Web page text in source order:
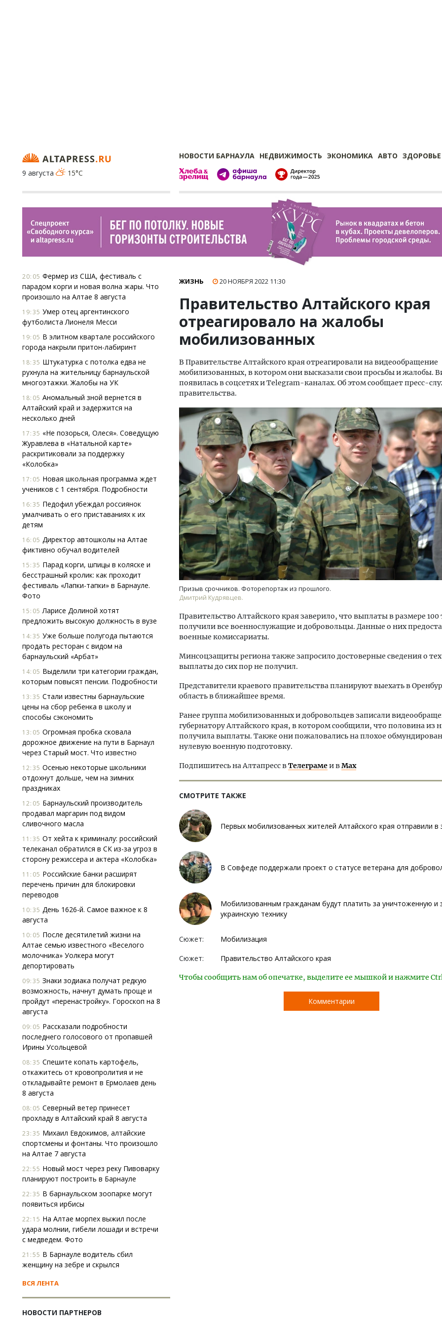
НОВОСТИ БАРНАУЛА НЕДВИЖИМОСТЬ ЭКОНОМИКА АВТО ЗДОРОВЬЕ
9 августа
15°C
20:05 Фермер из США, фестиваль с
парадом корги и новая волна жары. Что
произошло на Алтае 8 августа
19:35 Умер отец аргентинского
футболиста Лионеля Месси
19:05 В элитном квартале российского
города накрыли притон-лабиринт
18:35 Штукатурка с потолка едва не
рухнула на жительницу барнаульской
многоэтажки. Жалобы на УК
18:05 Аномальный зной вернется в
Алтайский край и задержится на
несколько дней
17:35 «Не позорься, Олеся». Соведущую
Журавлева в «Натальной карте»
раскритиковали за поддержку
«Колобка»
17:05 Новая школьная программа ждет
учеников с 1 сентября. Подробности
16:35 Педофил убеждал россиянок
умалчивать о его приставаниях к их
детям
16:05 Директор автошколы на Алтае
фиктивно обучал водителей
15:35 Парад корги, шпицы в коляске и
бесстрашный кролик: как проходит
фестиваль «Лапки-тапки» в Барнауле.
Фото
15:05 Ларисе Долиной хотят
предложить высокую должность в вузе
14:35 Уже больше полугода пытаются
продать ресторан с видом на
барнаульский «Арбат»
14:05 Выделили три категории граждан,
которым повысят пенсии. Подробности
13:35 Стали известны барнаульские
цены на сбор ребенка в школу и
способы сэкономить
13:05 Огромная пробка сковала
дорожное движение на пути в Барнаул
через Старый мост. Что известно
12:35 Осенью некоторые школьники
отдохнут дольше, чем на зимних
праздниках
12:05 Барнаульский производитель
продавал маргарин под видом
сливочного масла
11:35 От хейта к криминалу: российский
телеканал обратился в СК из-за угроз в
сторону режиссера и актера «Колобка»
11:05 Российские банки расширят
перечень причин для блокировки
переводов
10:35 День 1626-й. Самое важное к 8
августа
10:05 После десятилетий жизни на
Алтае семью известного «Веселого
молочника» Уолкера могут
депортировать
09:35 Знаки зодиака получат редкую
возможность, начнут думать проще и
пройдут «перенастройку». Гороскоп на 8
августа
09:05 Рассказали подробности
последнего голосового от пропавшей
Ирины Усольцевой
08:35 Спешите копать картофель,
откажитесь от кровопролития и не
откладывайте ремонт в Ермолаев день
8 августа
08:05 Северный ветер принесет
прохладу в Алтайский край 8 августа
23:35 Михаил Евдокимов, алтайские
спортсмены и фонтаны. Что произошло
на Алтае 7 августа
22:55 Новый мост через реку Пивоварку
планируют построить в Барнауле
22:35 В барнаульском зоопарке могут
появиться ирбисы
22:15 На Алтае морпех выжил после
удара молнии, гибели лошади и встречи
с медведем. Фото
21:55 В Барнауле водитель сбил
женщину на зебре и скрылся
ВСЯ ЛЕНТА
НОВОСТИ ПАРТНЕРОВ
ЖИЗНЬ 20 НОЯБРЯ 2022 11:30
Правительство Алтайского края
отреагировало на жалобы
мобилизованных
В Правительстве Алтайского края отреагировали на видеообращение
мобилизованных, в котором они высказали свои просьбы и жалобы.
появилась в соцсетях и Telegram-каналах. Об этом сообщает пресс-
правительства.
Призыв срочников. Фоторепортаж из прошлого.
Дмитрий Кудрявцев.
Правительство Алтайского края заверило, что выплаты в размере 100
получили все военнослужащие и добровольцы. Данные о них
военные комиссариаты.
Минсоцзащиты региона также запросило достоверные сведения о
выплаты до сих пор не получил.
Представители краевого правительства планируют выехать в
область в ближайшее время.
Ранее группа мобилизованных и добровольцев записали
губернатору Алтайского края, в котором сообщили, что половина из
получила выплаты. Также они пожаловались на плохое
нулевую военную подготовку.
Подпишитесь на Алтапресс вТелеграмеи вMax
СМОТРИТЕ ТАКЖЕ
Первых мобилизованных жителей Алтайского края отправили в
В Совфеде поддержали проект о статусе ветерана для
Мобилизованным гражданам будут платить за уничтоженную и
украинскую технику
Сюжет: Мобилизация
Сюжет: Правительство Алтайского края
Чтобы сообщить нам об опечатке, выделите ее мышкой и нажмите
Комментарии
земли. Мощение крупноформатными
плитами становится новым
стандартом благоустройства
СТРОИТЕЛЬСТВО
Смелость архитектурных идей.
Генеральный директор компании
ЗИАС — об эстетике городов,
трендах в фасадах и развитии рынка
СТРОИТЕЛЬСТВО
Ищем новые берега.
«Жилищной инициативы»
Гатилов — о том, как
оставаться на плаву,
штормит
СТРОИТЕЛЬСТВО